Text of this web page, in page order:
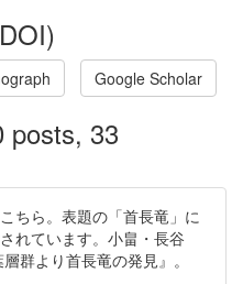
Google Scholar
posts, 33
ちら。表題の「首長竜」に
れています。小畠・長谷
群より首長竜の発見』。